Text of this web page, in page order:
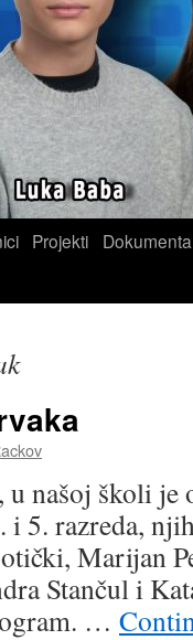
Projekti Dokumenta
našoj školi je
i 5. razreda,
Marijan
Stančul i
…